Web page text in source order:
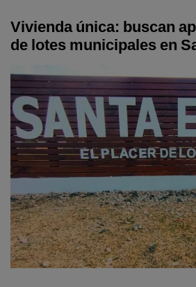
Vivienda única: buscan
de lotes municipales en